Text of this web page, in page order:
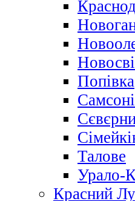
Попівка
Талове
Урало-
Красний